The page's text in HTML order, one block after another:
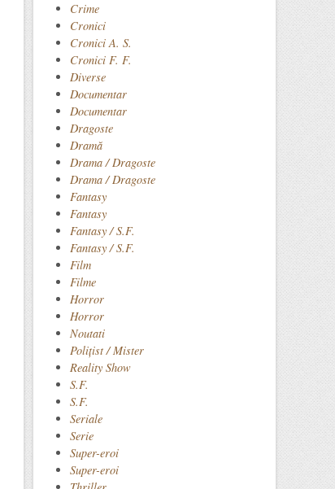
Crime
Cronici
Cronici A. S.
Cronici F. F.
Diverse
Documentar
Documentar
Dragoste
Dramă
Drama / Dragoste
Drama / Dragoste
Fantasy
Fantasy
Fantasy / S.F.
Fantasy / S.F.
Film
Filme
Horror
Horror
Noutati
Polițist / Mister
Reality Show
S.F.
S.F.
Seriale
Serie
Super-eroi
Super-eroi